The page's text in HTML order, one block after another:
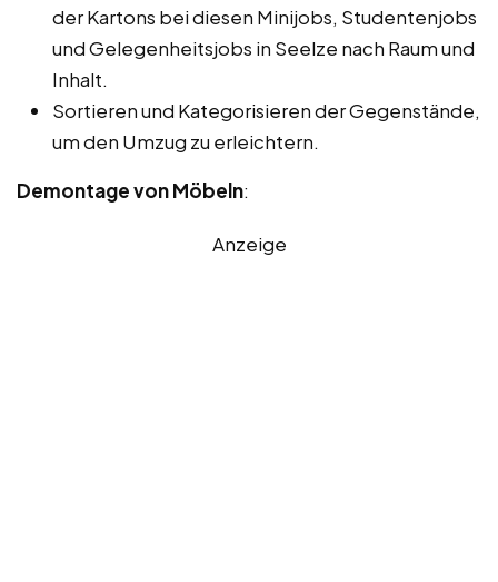
der Kartons bei diesen Minijobs, Studentenjobs
und Gelegenheitsjobs in Seelze nach Raum und
Inhalt.
Sortieren und Kategorisieren der Gegenstände,
um den Umzug zu erleichtern.
Demontage von Möbeln:
Anzeige